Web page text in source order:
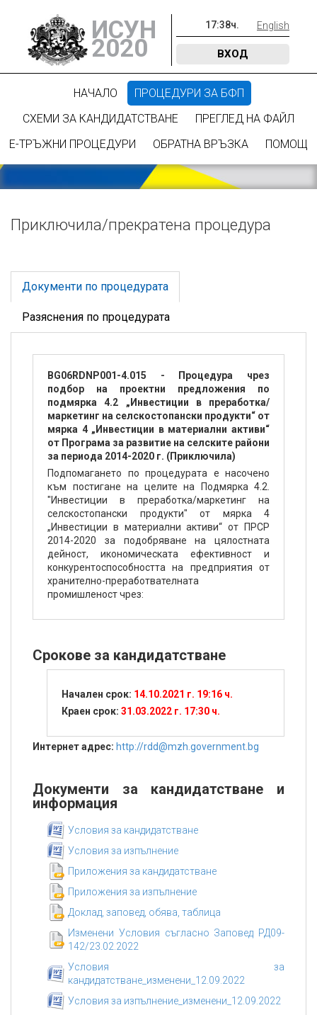
ИСУН
2020
17:38ч. English
ВХОД
НАЧАЛО
ПРОЦЕДУРИ ЗА БФП
СХЕМИ ЗА КАНДИДАТСТВАНЕ
ПРЕГЛЕД НА ФАЙЛ
Е-ТРЪЖНИ ПРОЦЕДУРИ
ОБРАТНА ВРЪЗКА ПОМОЩ
Приключилa/прекратена процедура
Документи по процедурата
Разяснения по процедурата
BG06RDNP001-4.015 - Процедура чрез
подбор на проектни предложения по
подмярка 4.2 „Инвестиции в преработка/
маркетинг на селскостопански продукти“ от
мярка 4 „Инвестиции в материални активи“
от Програма за развитие на селските райони
за периода 2014-2020 г. (Приключила)
Подпомагането по процедурата е насочено
към постигане на целите на Подмярка 4.2.
"Инвестиции в преработка/маркетинг на
селскостопански продукти" от мярка 4
„Инвестиции в материални активи“ от ПРСР
2014-2020 за подобряване на цялостната
дейност, икономическата ефективност и
конкурентоспособността на предприятия от
хранително-преработвателната
промишленост чрез:
Срокове за кандидатстване
Начален срок: 14.10.2021 г. 19:16 ч.
Краен срок: 31.03.2022 г. 17:30 ч.
Интернет адрес: http://rdd@mzh.government.bg
Документи за кандидатстване и
информация
Условия за кандидатстване
Условия за изпълнение
Приложения за кандидатстване
Приложения за изпълнение
Доклад, заповед, обява, таблица
Изменени Условия съгласно Заповед РД09-
142/23.02.2022
Условия за
кандидатстване_изменени_12.09.2022
Условия за изпълнение_изменени_12.09.2022